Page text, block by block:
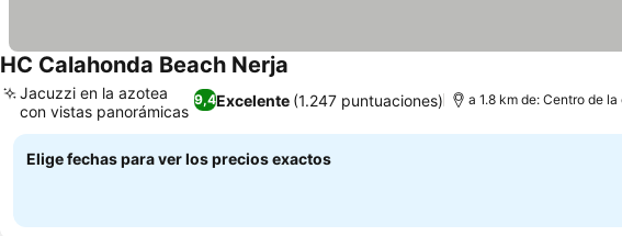
HC Calahonda Beach Nerja
9,4Excelente (1.247 puntuaciones)
Jacuzzi en la azotea
con vistas panorámicas
a 1.8 km de: Centro de
Elige fechas para ver los precios exactos